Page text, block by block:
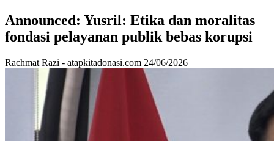
Announced: Yusril: Etika dan moralitas
fondasi pelayanan publik bebas korupsi
Rachmat Razi - atapkitadonasi.com 24/06/2026